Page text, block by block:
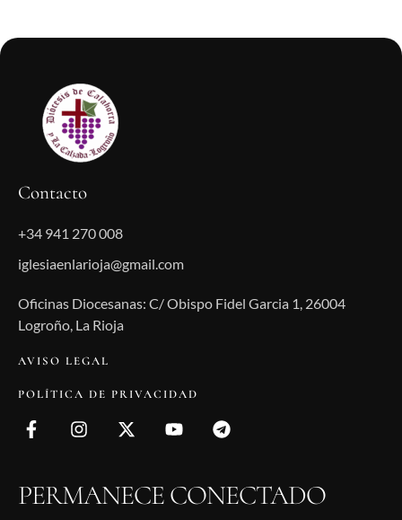
Contacto
+34 941 270 008
iglesiaenlarioja@gmail.com
Oficinas Diocesanas: C/ Obispo Fidel Garcia 1, 26004
Logroño, La Rioja
AVISO LEGAL
POLÍTICA DE PRIVACIDAD
PERMANECE CONECTADO